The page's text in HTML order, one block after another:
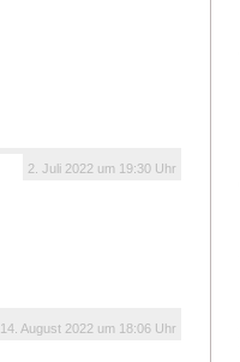
2. Juli 2022 um 19:30 Uhr
14. August 2022 um 18:06 Uhr